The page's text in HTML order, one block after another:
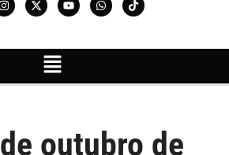
outubro de